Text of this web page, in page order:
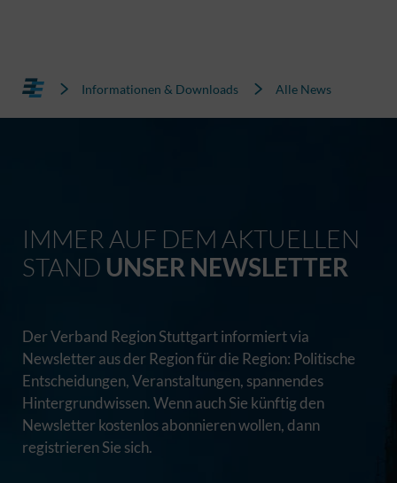
Informationen & Downloads Alle News
IMMER AUF DEM AKTUELLEN
STAND UNSER NEWSLETTER
Der Verband Region Stuttgart informiert via
Newsletter aus der Region für die Region: Politische
Entscheidungen, Veranstaltungen, spannendes
Hintergrundwissen. Wenn auch Sie künftig den
Newsletter kostenlos abonnieren wollen, dann
registrieren Sie sich.